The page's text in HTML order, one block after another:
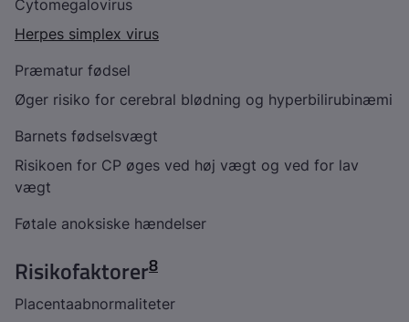
Cytomegalovirus
Herpes simplex virus
Præmatur fødsel
Øger risiko for cerebral blødning og hyperbilirubinæmi
Barnets fødselsvægt
Risikoen for CP øges ved høj vægt og ved for lav
vægt
Føtale anoksiske hændelser
Risikofaktorer8
Placentaabnormaliteter